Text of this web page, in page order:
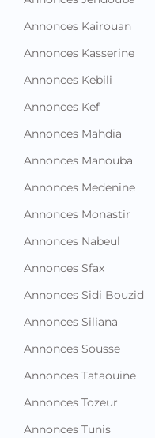
Annonces Kairouan
Annonces Kasserine
Annonces Kebili
Annonces Kef
Annonces Mahdia
Annonces Manouba
Annonces Medenine
Annonces Monastir
Annonces Nabeul
Annonces Sfax
Annonces Sidi Bouzid
Annonces Siliana
Annonces Sousse
Annonces Tataouine
Annonces Tozeur
Annonces Tunis